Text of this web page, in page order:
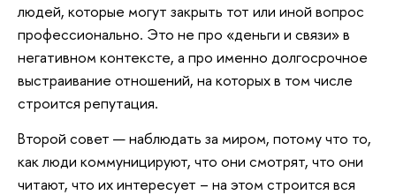
людей, которые могут закрыть тот или иной вопрос
профессионально. Это не про «деньги и связи» в
негативном контексте, а про именно долгосрочное
выстраивание отношений, на которых в том числе
строится репутация.
Второй совет — наблюдать за миром, потому что то,
как люди коммуницируют, что они смотрят, что они
читают, что их интересует – на этом строится вся